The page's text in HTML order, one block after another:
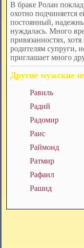
В браке Ролан
охотно подчиняется
постоянный,
нуждалась. Много
привязанностях,
родителям супруги,
приглашает много
Другие мужские
Равиль
Радий
Радомир
Раис
Раймонд
Ратмир
Рафаил
Рашид